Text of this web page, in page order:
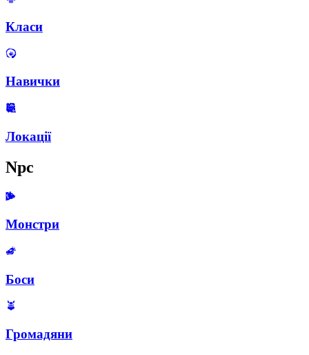
Класи
Навички
Локації
Npc
Монстри
Боси
Громадяни